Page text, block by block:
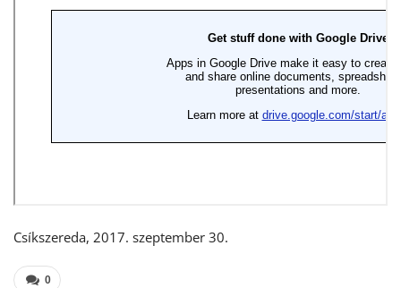
Csíkszereda, 2017. szeptember 30.
0